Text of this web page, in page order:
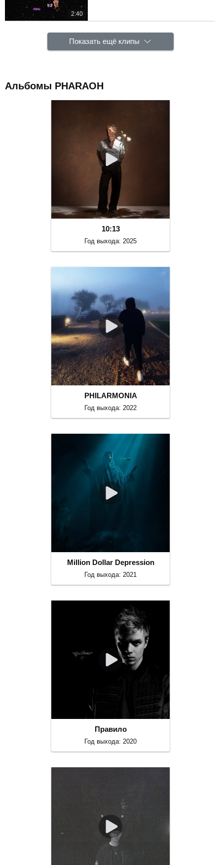
2:40
Показать ещё клипы
Альбомы PHARAOH
10:13
Год выхода: 2025
PHILARMONIA
Год выхода: 2022
Million Dollar Depression
Год выхода: 2021
Правило
Год выхода: 2020